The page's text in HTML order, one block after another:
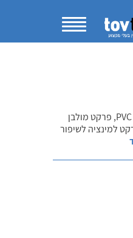
בקטגוריית התקנת פרקט למינציה תוכלו להשוות מחירים ולהתרשם ממגוון פתרונות הפרקט הסינטטי, ריצוף דמוי פרקט, פרקט PVC, פרקט מולבן
למינציה לשיפור